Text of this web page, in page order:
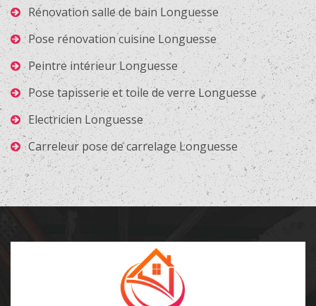
Rénovation salle de bain Longuesse
Pose rénovation cuisine Longuesse
Peintre intérieur Longuesse
Pose tapisserie et toile de verre Longuesse
Electricien Longuesse
Carreleur pose de carrelage Longuesse